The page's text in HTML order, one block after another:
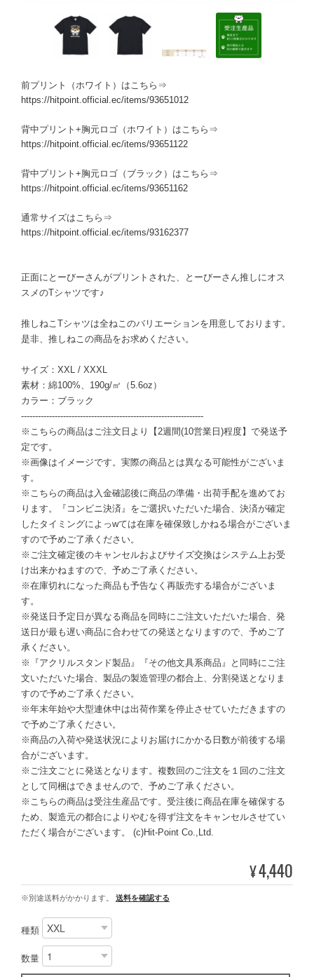
前プリント（ホワイト）はこちら⇒
https://hitpoint.official.ec/items/93651012
背中プリント+胸元ロゴ（ホワイト）はこちら⇒
https://hitpoint.official.ec/items/93651122
背中プリント+胸元ロゴ（ブラック）はこちら⇒
https://hitpoint.official.ec/items/93651162
通常サイズはこちら⇒
https://hitpoint.official.ec/items/93162377
正面にとーびーさんがプリントされた、とーびーさん推しにオス
スメのTシャツです♪
推しねこTシャツは全ねこのバリエーションを用意しております。
是非、推しねこの商品をお求めください。
サイズ：XXL / XXXL
素材：綿100%、190g/㎡（5.6oz）
カラー：ブラック
-----------------------------------------------------------------
※こちらの商品はご注文日より【2週間(10営業日)程度】で発送予
定です。
※画像はイメージです。実際の商品とは異なる可能性がございま
す。
※こちらの商品は入金確認後に商品の準備・出荷手配を進めてお
ります。『コンビニ決済』をご選択いただいた場合、決済が確定
したタイミングによっwては在庫を確保致しかねる場合がございま
すので予めご了承ください。
※ご注文確定後のキャンセルおよびサイズ交換はシステム上お受
け出来かねますので、予めご了承ください。
※在庫切れになった商品も予告なく再販売する場合がございま
す。
※発送日予定日が異なる商品を同時にご注文いただいた場合、発
送日が最も遅い商品に合わせての発送となりますので、予めご了
承ください。
※『アクリルスタンド製品』『その他文具系商品』と同時にご注
文いただいた場合、製品の製造管理の都合上、分割発送となりま
すので予めご了承ください。
※年末年始や大型連休中は出荷作業を停止させていただきますの
で予めご了承ください。
※商品の入荷や発送状況によりお届けにかかる日数が前後する場
合がございます。
※ご注文ごとに発送となります。複数回のご注文を１回のご注文
として同梱はできませんので、予めご了承ください。
※こちらの商品は受注生産品です。受注後に商品在庫を確保する
ため、製造元の都合によりやむを得ず注文をキャンセルさせてい
ただく場合がございます。 (c)Hit-Point Co.,Ltd.
¥4,440
※別途送料がかかります。 送料を確認する
種類
数量